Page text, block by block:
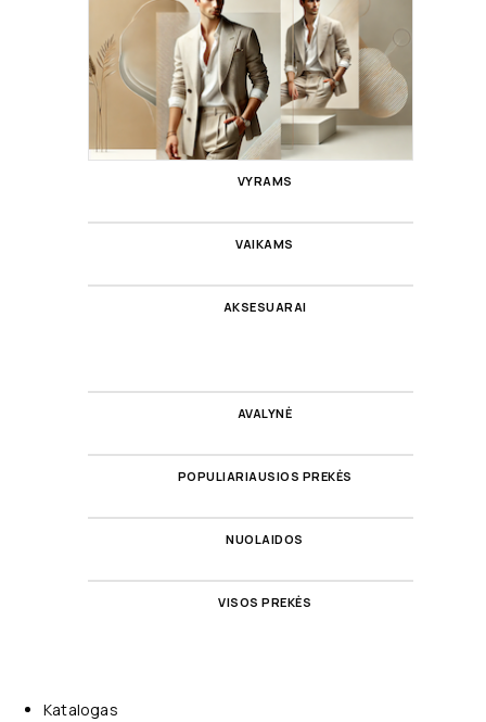
VYRAMS
VAIKAMS
AKSESUARAI
AVALYNĖ
POPULIARIAUSIOS PREKĖS
NUOLAIDOS
VISOS PREKĖS
Katalogas